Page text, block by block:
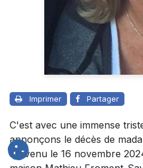
Imprimer Partager
C'est avec une immense
annonçons le décès de
survenu le 16 novembre